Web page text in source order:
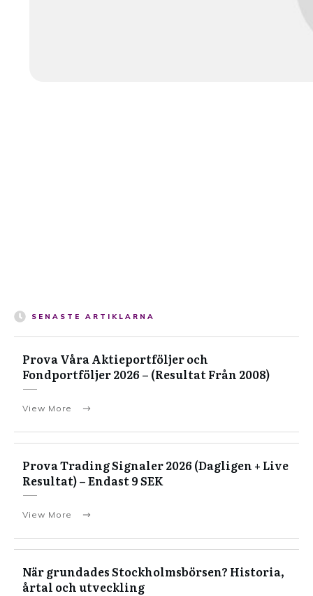
SENASTE ARTIKLARNA
Prova Våra Aktieportföljer och
Fondportföljer 2026 – (Resultat Från 2008)
View More
Prova Trading Signaler 2026 (Dagligen + Live
Resultat) – Endast 9 SEK
View More
När grundades Stockholmsbörsen? Historia,
årtal och utveckling